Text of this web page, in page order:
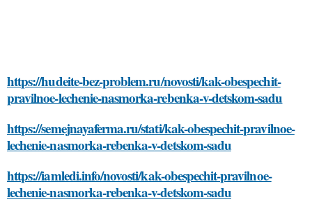
https://hudeite-bez-problem.ru/novosti/kak-obespechit-
pravilnoe-lechenie-nasmorka-rebenka-v-detskom-sadu
https://semejnayaferma.ru/stati/kak-obespechit-pravilnoe-
lechenie-nasmorka-rebenka-v-detskom-sadu
https://iamledi.info/novosti/kak-obespechit-pravilnoe-
lechenie-nasmorka-rebenka-v-detskom-sadu